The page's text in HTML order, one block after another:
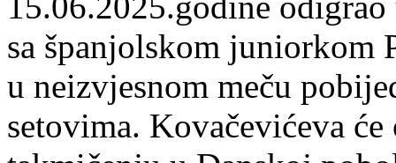
sa španjolskom juniorkom
u neizvjesnom meču
setovima. Kovačevićeva